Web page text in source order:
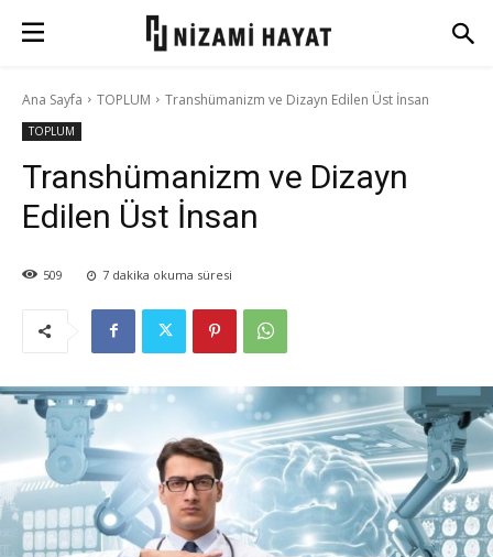
Ana Sayfa TOPLUM Transhümanizm ve Dizayn Edilen Üst İnsan
TOPLUM
Transhümanizm ve Dizayn
Edilen Üst İnsan
509 7 dakika okuma süresi